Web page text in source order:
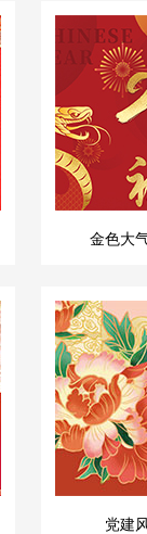
金色大
党建